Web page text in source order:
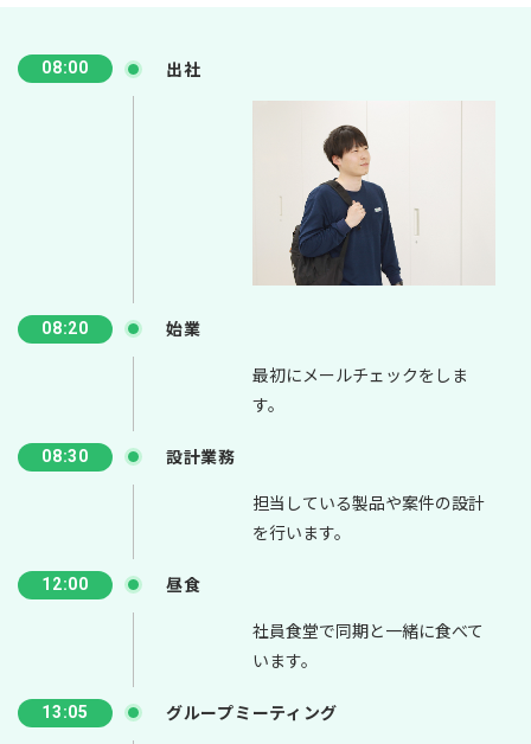
08:00 出社
08:20
始業
最初にメールチェックをしま
す。
08:30
設計業務
担当している製品や案件の設計
を行います。
12:00
昼食
社員食堂で同期と一緒に食べて
います。
13:05
グループミーティング